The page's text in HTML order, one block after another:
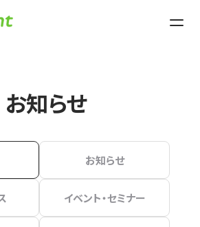
お知らせ
お知らせ
イベント・セミナー